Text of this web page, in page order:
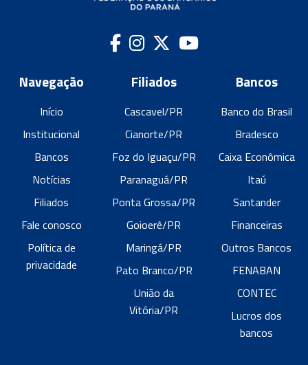
Navegação
Início
Institucional
Bancos
Notícias
Filiados
Fale conosco
Política de
privacidade
Filiados
Cascavel/PR
Cianorte/PR
Foz do Iguaçu/PR
Paranaguá/PR
Ponta Grossa/PR
Goioerê/PR
Maringá/PR
Pato Branco/PR
União da
Vitória/PR
Bancos
Banco do Brasil
Bradesco
Caixa Econômica
Itaú
Santander
Financeiras
Outros Bancos
FENABAN
CONTEC
Lucros dos
bancos